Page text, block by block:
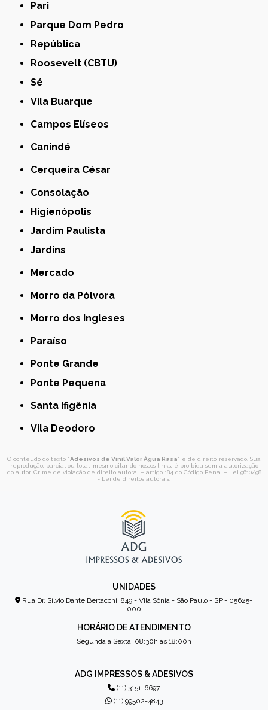
Pari
Parque Dom Pedro
República
Roosevelt (CBTU)
Sé
Vila Buarque
Campos Elíseos
Canindé
Cerqueira César
Consolação
Higienópolis
Jardim Paulista
Jardins
Mercado
Morro da Pólvora
Morro dos Ingleses
Paraíso
Ponte Grande
Ponte Pequena
Santa Ifigênia
Vila Deodoro
O conteúdo do texto "Adesivos de Vinil Valor Água Rasa" é de direito reservado. Sua
reprodução, parcial ou total, mesmo citando nossos links, é proibida sem a autorização
do autor. Crime de violação de direito autoral – artigo 184 do Código Penal – Lei 9610/98
- Lei de direitos autorais
UNIDADES
Rua Dr. Sílvio Dante Bertacchi, 849 - Vila Sônia - São Paulo - SP - 05625-
000
HORÁRIO DE ATENDIMENTO
Segunda à Sexta: 08:30h às 18:00h
ADG IMPRESSOS & ADESIVOS
(11) 3151-6697
(11) 99502-4843